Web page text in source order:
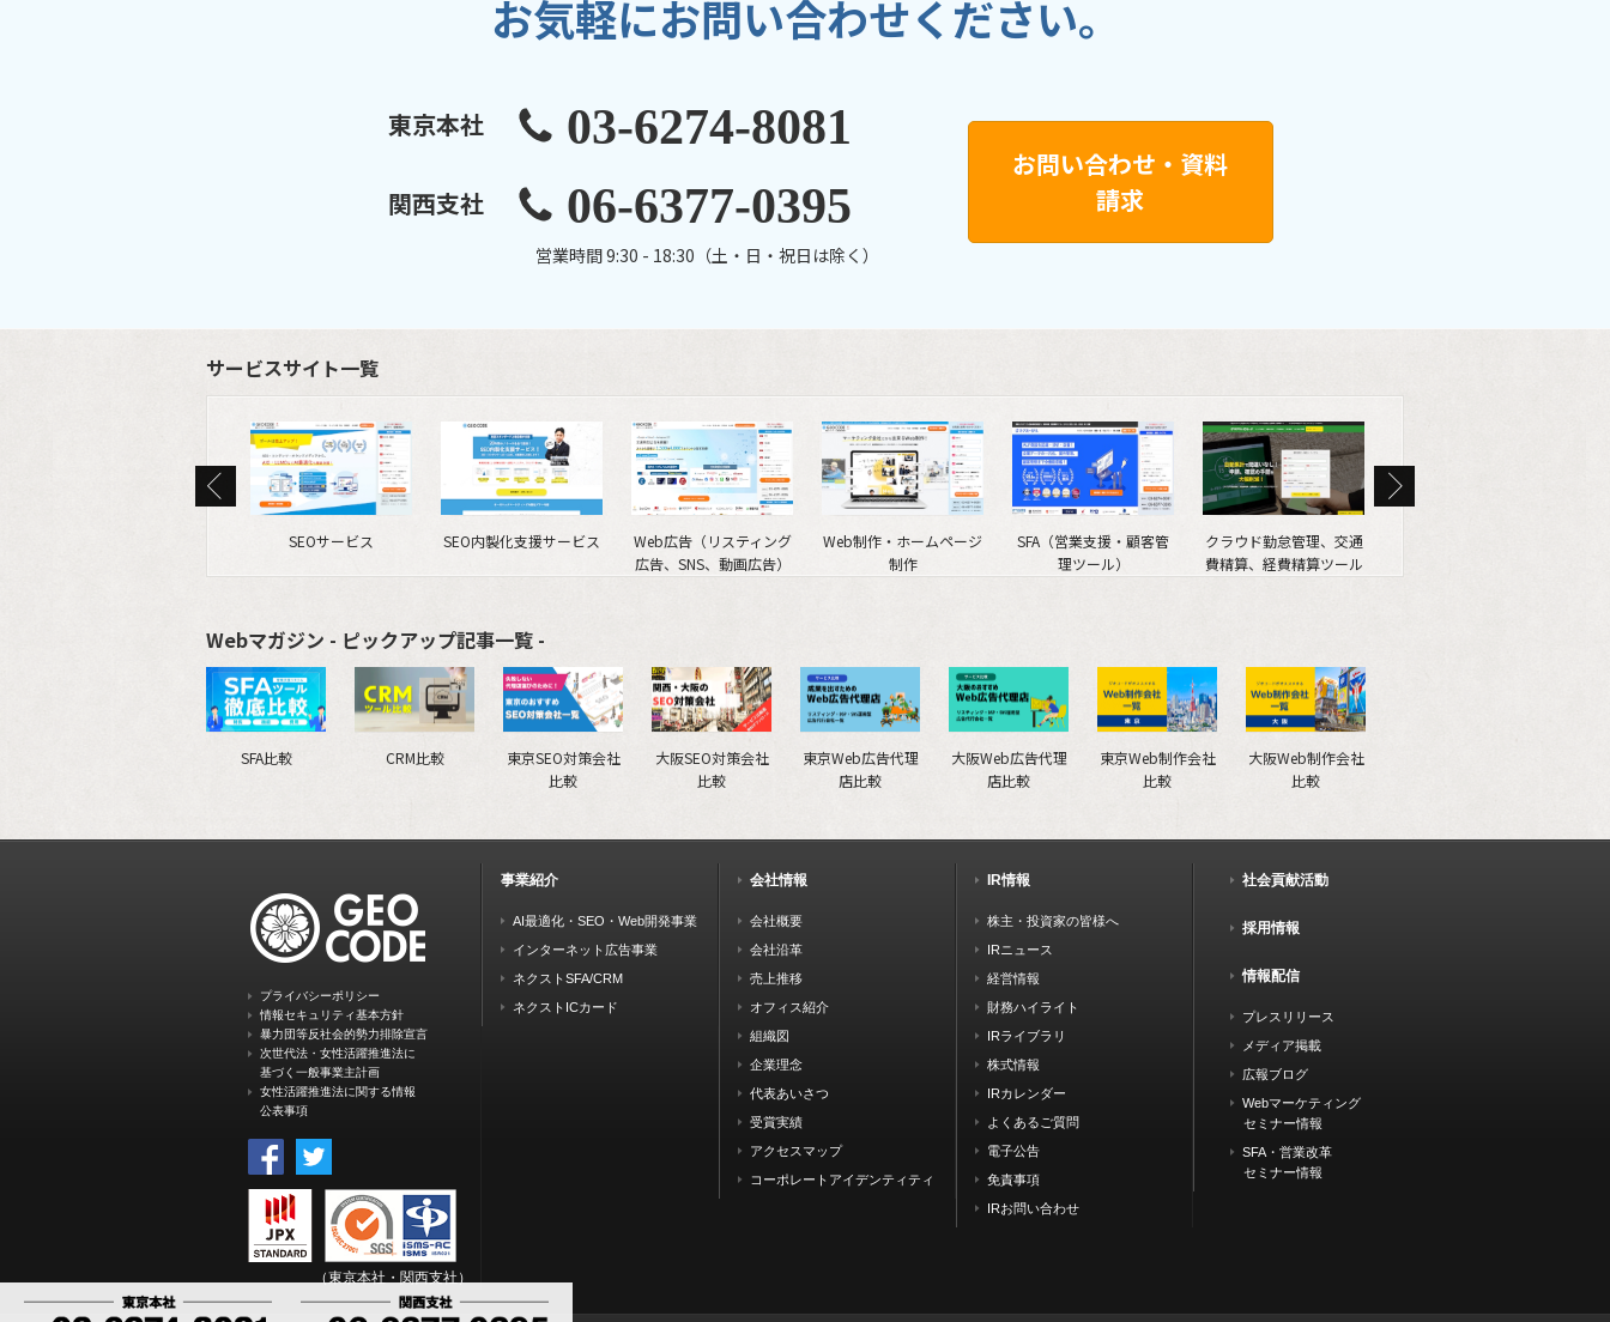
お気軽にお問い合わせください。
東京本社 03-6274-8081
関西支社 06-6377-0395
営業時間 9:30 - 18:30（土・日・祝日は除く）
お問い合わせ・資料
請求
サービスサイト一覧
SEOサービス SEO内製化支援サービス
Web広告（リスティング
広告、SNS、動画広告）
Web制作・ホームページ
制作
SFA（営業支援・顧客管
理ツール）
クラウド勤怠管理、交通
費精算、経費精算ツール
Webマガジン - ピックアップ記事一覧 -
SFA比較 CRM比較
東京SEO対策会社
比較
大阪SEO対策会社
比較
東京Web広告代理
店比較
大阪Web広告代理
店比較
東京Web制作会社
比較
大阪Web制作会社
比較
プライバシーポリシー
情報セキュリティ基本方針
暴力団等反社会的勢力排除宣言
次世代法・女性活躍推進法に
基づく一般事業主計画
女性活躍推進法に関する情報
公表事項
（東京本社・関西支社）
事業紹介
AI最適化・SEO・Web開発事業
インターネット広告事業
ネクストSFA/CRM
ネクストICカード
会社情報
会社概要
会社沿革
売上推移
オフィス紹介
組織図
企業理念
代表あいさつ
受賞実績
アクセスマップ
コーポレートアイデンティティ
IR情報
株主・投資家の皆様へ
IRニュース
経営情報
財務ハイライト
IRライブラリ
株式情報
IRカレンダー
よくあるご質問
電子公告
免責事項
IRお問い合わせ
社会貢献活動
採用情報
情報配信
プレスリリース
メディア掲載
広報ブログ
Webマーケティング
セミナー情報
SFA・営業改革
セミナー情報